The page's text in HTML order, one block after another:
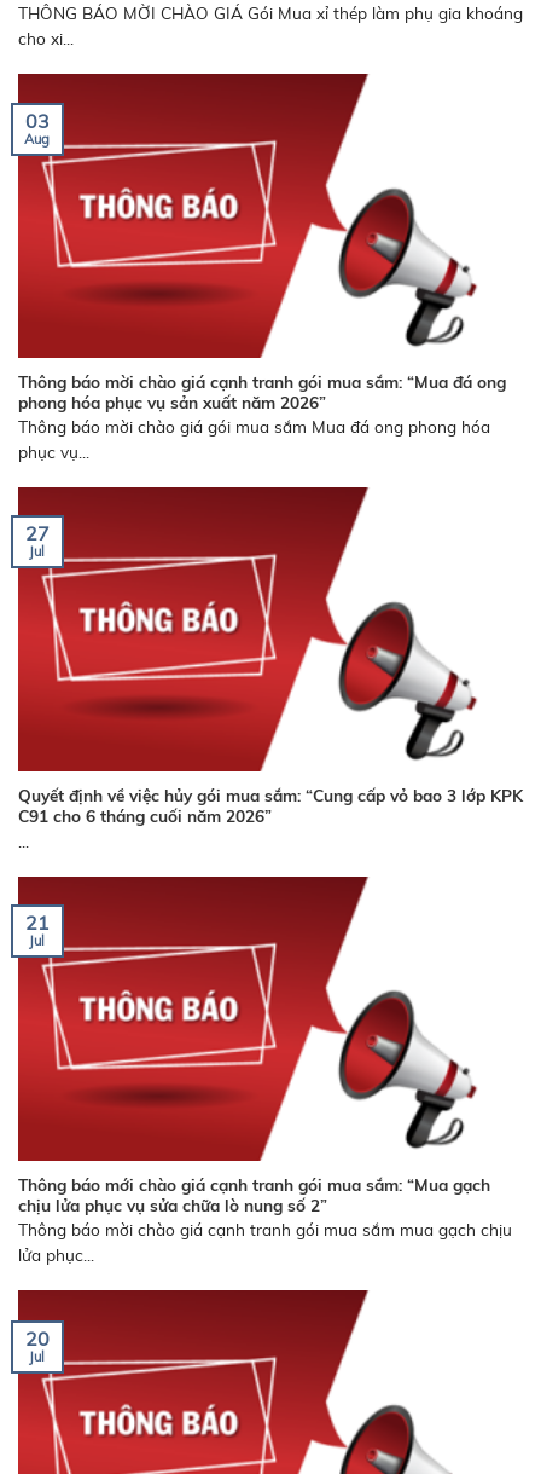
THÔNG BÁO MỜI CHÀO GIÁ Gói Mua xỉ thép làm phụ gia khoáng
cho xi...
Thông báo mời chào giá cạnh tranh gói mua sắm: “Mua đá ong
phong hóa phục vụ sản xuất năm 2026”
Thông báo mời chào giá gói mua sắm Mua đá ong phong hóa
phục vụ...
03
Aug
Quyết định về việc hủy gói mua sắm: “Cung cấp vỏ bao 3 lớp KPK
C91 cho 6 tháng cuối năm 2026”
27
Jul
Thông báo mới chào giá cạnh tranh gói mua sắm: “Mua gạch
chịu lửa phục vụ sửa chữa lò nung số 2”
Thông báo mời chào giá cạnh tranh gói mua sắm mua gạch chịu
lửa phục...
21
Jul
20
Jul